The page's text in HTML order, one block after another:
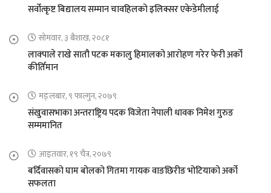
सर्वोत्कृष्ट बिद्यालय सम्मान चावहिलको इलिक्सर एकेडेमीलाई
सोमवार, ३ बैशाख, २०८१
लाक्पाले राखे सातौ पटक मकालु हिमालको आरोहण गरेर फेरी अर्को
कीर्तिमान
मङ्लबार, ९ फाल्गुन, २०७९
संखुवासभाका अन्तराष्ट्रिय पदक विजेता नेपाली धावक निमेश गुरुङ
सम्ममानित
आइतवार, १९ चैत्र, २०७९
बर्दिवासको घाम बोलको गितमा गायक वाङछिरीङ भोटियाको अर्को
सफलता